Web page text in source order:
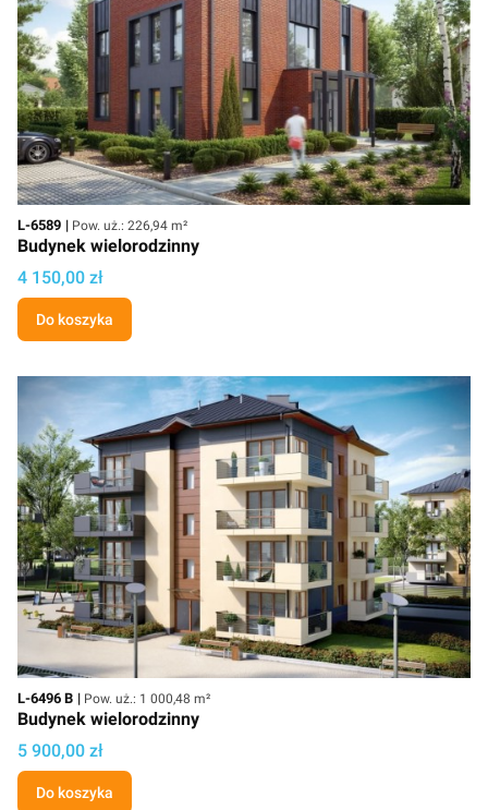
Kod
L-6589 Powierzchnia użytkowa
Pow. uż.: 226,94 m²
Budynek wielorodzinny
Cena projektu
4 150,00 zł
Do koszyka
Kod
L-6496 B Powierzchnia użytkowa
Pow. uż.: 1 000,48 m²
Budynek wielorodzinny
Cena projektu
5 900,00 zł
Do koszyka